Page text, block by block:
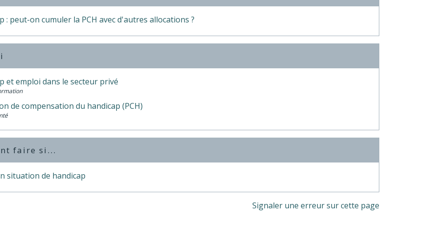
: peut-on cumuler la PCH avec d'autres allocations ?
et emploi dans le secteur privé
de compensation du handicap (PCH)
faire si...
situation de handicap
Signaler une erreur sur cette page